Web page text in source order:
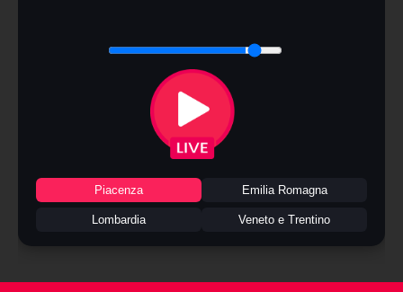
Piacenza Emilia Romagna
Lombardia Veneto e Trentino